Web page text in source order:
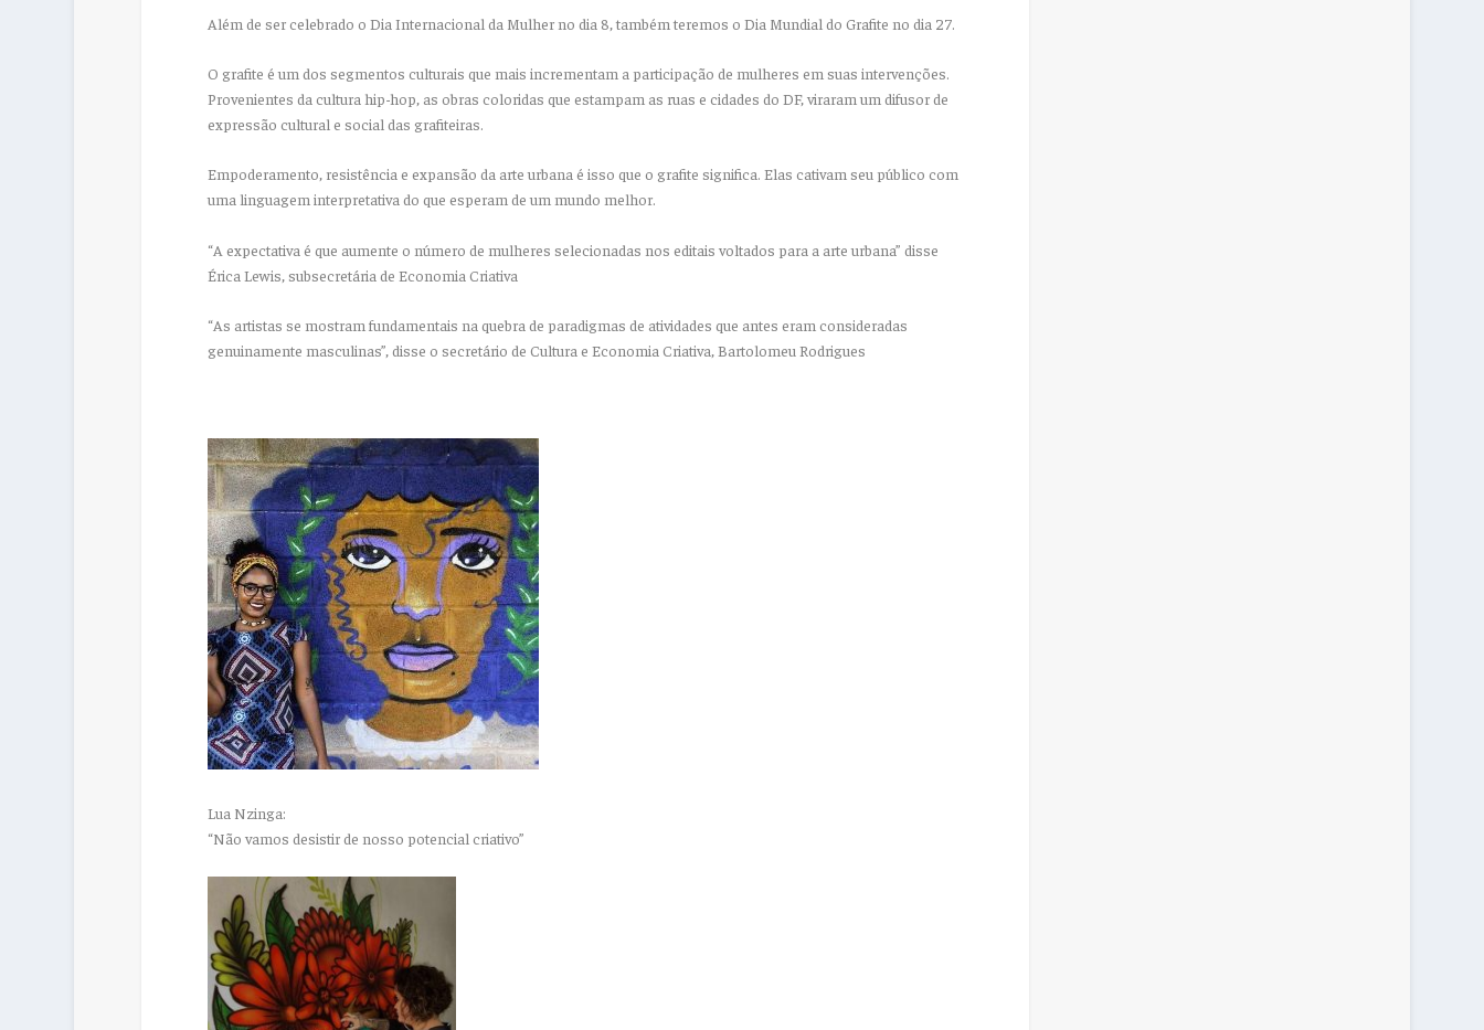
Além de ser celebrado o Dia Internacional da Mulher no dia 8, também teremos o Dia Mundial do Grafite no dia 27.
O grafite é um dos segmentos culturais que mais incrementam a participação de mulheres em suas intervenções.
Provenientes da cultura hip-hop, as obras coloridas que estampam as ruas e cidades do DF, viraram um difusor de
expressão cultural e social das grafiteiras.
Empoderamento, resistência e expansão da arte urbana é isso que o grafite significa. Elas cativam seu público com
uma linguagem interpretativa do que esperam de um mundo melhor.
“A expectativa é que aumente o número de mulheres selecionadas nos editais voltados para a arte urbana” disse
Érica Lewis, subsecretária de Economia Criativa
“As artistas se mostram fundamentais na quebra de paradigmas de atividades que antes eram consideradas
genuinamente masculinas”, disse o secretário de Cultura e Economia Criativa, Bartolomeu Rodrigues
Lua Nzinga:
“Não vamos desistir de nosso potencial criativo”